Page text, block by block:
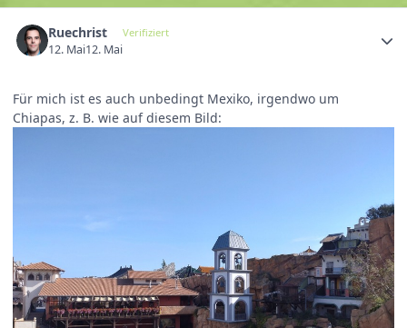
Ruechrist Verifiziert
12. Mai12. Mai
Für mich ist es auch unbedingt Mexiko, irgendwo um
Chiapas, z. B. wie auf diesem Bild: